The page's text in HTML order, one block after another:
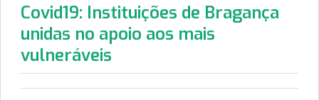
Covid19: Instituições de Bragança
unidas no apoio aos mais
vulneráveis